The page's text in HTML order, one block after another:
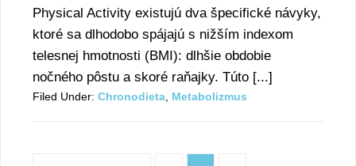
Physical Activity existujú dva špecifické návyky,
ktoré sa dlhodobo spájajú s nižším indexom
telesnej hmotnosti (BMI): dlhšie obdobie
nočného pôstu a skoré raňajky. Túto [...]
Filed Under: Chronodieta Metabolizmus